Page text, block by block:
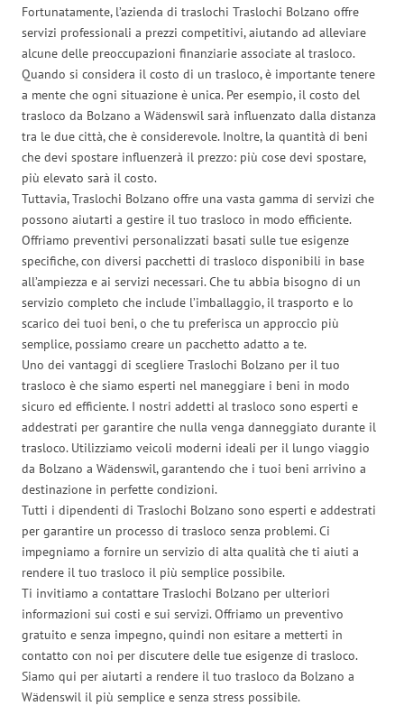
Fortunatamente, l’azienda di traslochi Traslochi Bolzano offre
servizi professionali a prezzi competitivi, aiutando ad alleviare
alcune delle preoccupazioni finanziarie associate al trasloco.
Quando si considera il costo di un trasloco, è importante tenere
a mente che ogni situazione è unica. Per esempio, il costo del
trasloco da Bolzano a Wädenswil sarà influenzato dalla distanza
tra le due città, che è considerevole. Inoltre, la quantità di beni
che devi spostare influenzerà il prezzo: più cose devi spostare,
più elevato sarà il costo.
Tuttavia, Traslochi Bolzano offre una vasta gamma di servizi che
possono aiutarti a gestire il tuo trasloco in modo efficiente.
Offriamo preventivi personalizzati basati sulle tue esigenze
specifiche, con diversi pacchetti di trasloco disponibili in base
all’ampiezza e ai servizi necessari. Che tu abbia bisogno di un
servizio completo che include l’imballaggio, il trasporto e lo
scarico dei tuoi beni, o che tu preferisca un approccio più
semplice, possiamo creare un pacchetto adatto a te.
Uno dei vantaggi di scegliere Traslochi Bolzano per il tuo
trasloco è che siamo esperti nel maneggiare i beni in modo
sicuro ed efficiente. I nostri addetti al trasloco sono esperti e
addestrati per garantire che nulla venga danneggiato durante il
trasloco. Utilizziamo veicoli moderni ideali per il lungo viaggio
da Bolzano a Wädenswil, garantendo che i tuoi beni arrivino a
destinazione in perfette condizioni.
Tutti i dipendenti di Traslochi Bolzano sono esperti e addestrati
per garantire un processo di trasloco senza problemi. Ci
impegniamo a fornire un servizio di alta qualità che ti aiuti a
rendere il tuo trasloco il più semplice possibile.
Ti invitiamo a contattare Traslochi Bolzano per ulteriori
informazioni sui costi e sui servizi. Offriamo un preventivo
gratuito e senza impegno, quindi non esitare a metterti in
contatto con noi per discutere delle tue esigenze di trasloco.
Siamo qui per aiutarti a rendere il tuo trasloco da Bolzano a
Wädenswil il più semplice e senza stress possibile.